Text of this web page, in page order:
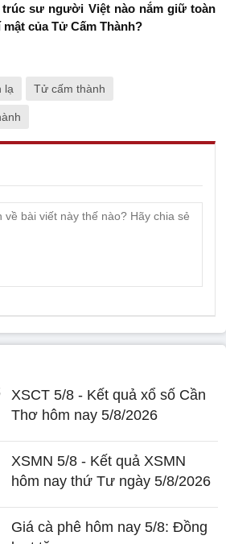
trúc sư người Việt nào nắm giữ toàn
mật của Tử Cấm Thành?
lạ Tử cấm thành
XSCT 5/8 - Kết quả xổ số Cần
Thơ hôm nay 5/8/2026
XSMN 5/8 - Kết quả XSMN
hôm nay thứ Tư ngày 5/8/2026
Giá cà phê hôm nay 5/8: Đồng